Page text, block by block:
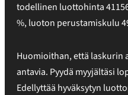
todellinen luottohinta
%, luoton perustamiskulu
Huomioithan, että laskurin
antavia. Pyydä myyjältäsi
Edellyttää hyväksytyn